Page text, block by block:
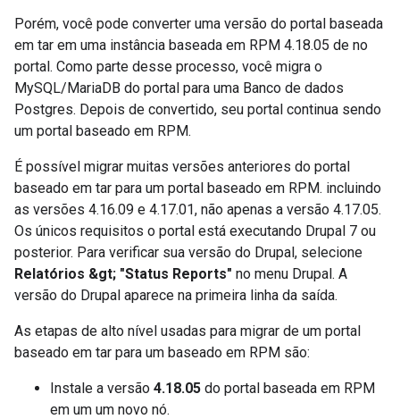
Porém, você pode converter uma versão do portal baseada
em tar em uma instância baseada em RPM 4.18.05 de no
portal. Como parte desse processo, você migra o
MySQL/MariaDB do portal para uma Banco de dados
Postgres. Depois de convertido, seu portal continua sendo
um portal baseado em RPM.
É possível migrar muitas versões anteriores do portal
baseado em tar para um portal baseado em RPM. incluindo
as versões 4.16.09 e 4.17.01, não apenas a versão 4.17.05.
Os únicos requisitos o portal está executando Drupal 7 ou
posterior. Para verificar sua versão do Drupal, selecione
Relatórios &gt; "Status Reports" no menu Drupal. A
versão do Drupal aparece na primeira linha da saída.
As etapas de alto nível usadas para migrar de um portal
baseado em tar para um baseado em RPM são:
Instale a versão 4.18.05 do portal baseada em RPM
em um um novo nó.